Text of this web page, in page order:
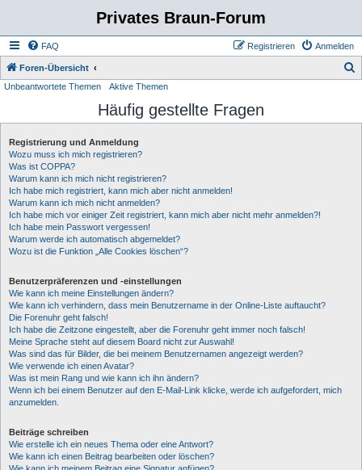
Privates Braun-Forum
FAQ Anmelden
Registrieren
Foren-Übersicht
h
Unbeantwortete Themen Aktive Themen
Häufig gestellte Fragen
Registrierung und Anmeldung
Wozu muss ich mich registrieren?
Was ist COPPA?
Warum kann ich mich nicht registrieren?
Ich habe mich registriert, kann mich aber nicht anmelden!
Warum kann ich mich nicht anmelden?
Ich habe mich vor einiger Zeit registriert, kann mich aber nicht mehr anmelden?!
Ich habe mein Passwort vergessen!
Warum werde ich automatisch abgemeldet?
Wozu ist die Funktion „Alle Cookies löschen“?
Benutzerpräferenzen und -einstellungen
Wie kann ich meine Einstellungen ändern?
Wie kann ich verhindern, dass mein Benutzername in der Online-Liste auftaucht?
Die Forenuhr geht falsch!
Ich habe die Zeitzone eingestellt, aber die Forenuhr geht immer noch falsch!
Meine Sprache steht auf diesem Board nicht zur Auswahl!
Was sind das für Bilder, die bei meinem Benutzernamen angezeigt werden?
Wie verwende ich einen Avatar?
Was ist mein Rang und wie kann ich ihn ändern?
Wenn ich bei einem Benutzer auf den E-Mail-Link klicke, werde ich aufgefordert, mich
anzumelden.
Beiträge schreiben
Wie erstelle ich ein neues Thema oder eine Antwort?
Wie kann ich einen Beitrag bearbeiten oder löschen?